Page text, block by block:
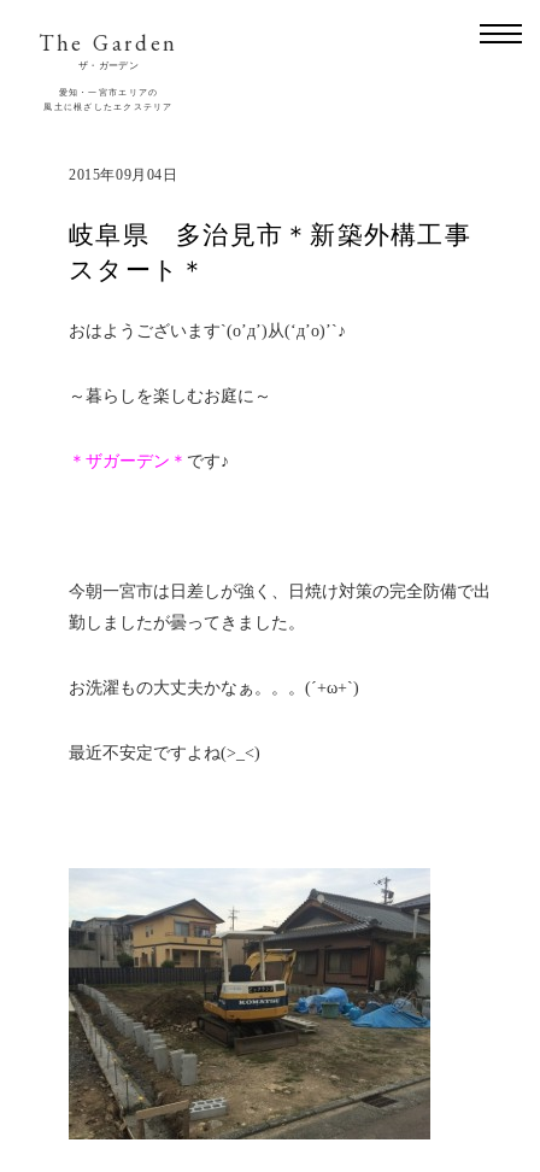
The Garden
ザ・ガーデン
愛知・一宮市エリアの
風土に根ざしたエクステリア
2015年09月04日
岐阜県 多治見市＊新築外構工事
スタート＊
おはようございます`(o’д’)从(‘д’o)’`♪
～暮らしを楽しむお庭に～
＊ザガーデン＊ です♪
今朝一宮市は日差しが強く、日焼け対策の完全防備で出
勤しましたが曇ってきました。
お洗濯もの大丈夫かなぁ。。。(´+ω+`)
最近不安定ですよね(>_<)